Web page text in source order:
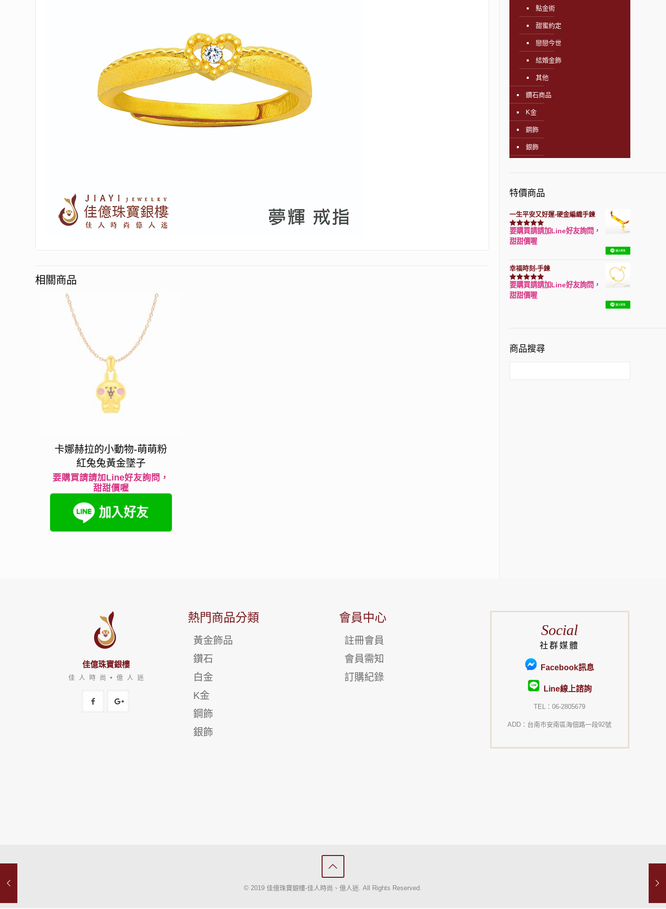
相關商品
卡娜赫拉的小動物-萌萌粉
紅兔兔黃金墜子
要購買請請加Line好友詢問，
甜甜價喔
點金術
甜蜜約定
戀戀今世
結婚金飾
其他
鑽石商品
K金
鋼飾
銀飾
特價商品
一生平安又好運-硬金編織手鍊
評分7740滿分 5
要購買請請加Line好友詢問，
甜甜價喔
幸福時刻-手鍊
評分3150滿分 5
要購買請請加Line好友詢問，
甜甜價喔
商品搜尋
佳億珠寶銀樓
佳 人 時 尚 • 億 人 迷
熱門商品分類
黃金飾品
鑽石
白金
K金
鋼飾
銀飾
會員中心
註冊會員
會員需知
訂購紀錄
Social
社群媒體
Facebook訊息
Line線上諮詢
TEL：06-2805679
ADD：台南市安南區海佃路一段92號
© 2019 佳億珠寶銀樓-佳人時尚、億人迷. All Rights Reserved.